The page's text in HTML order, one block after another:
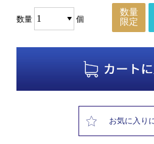
数量 個
数量
限定
お気に入り